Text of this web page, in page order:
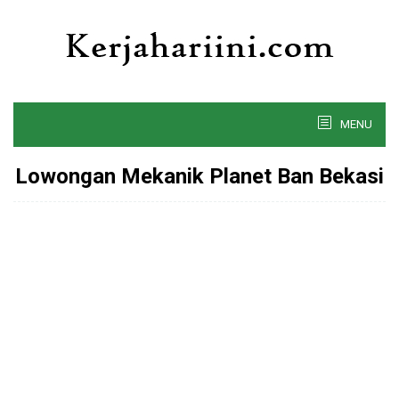
MENU
Lowongan Mekanik Planet Ban Bekasi